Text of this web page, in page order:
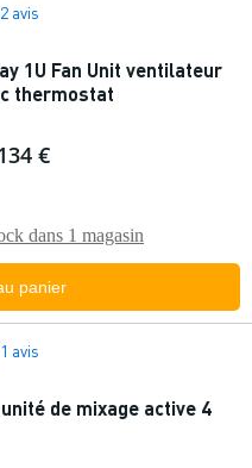
2 avis
1U Fan Unit ventilateur
thermostat
€
dans 1 magasin
panier
1 avis
unité de mixage active 4